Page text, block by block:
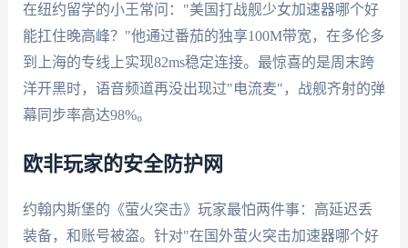
在纽约留学的小王常问："美国打战舰少女加速器哪个好
能扛住晚高峰？"他通过番茄的独享100M带宽，在多伦多
到上海的专线上实现82ms稳定连接。最惊喜的是周末跨
洋开黑时，语音频道再没出现过"电流麦"，战舰齐射的弹
幕同步率高达98%。
欧非玩家的安全防护网
约翰内斯堡的《萤火突击》玩家最怕两件事：高延迟丢
装备，和账号被盗。针对"在国外萤火突击加速器哪个好